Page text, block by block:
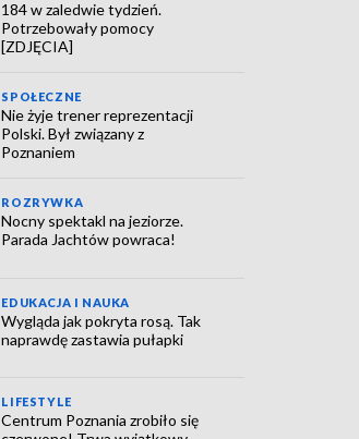
184 w zaledwie tydzień.
Potrzebowały pomocy
[ZDJĘCIA]
SPOŁECZNE
Nie żyje trener reprezentacji
Polski. Był związany z
Poznaniem
ROZRYWKA
Nocny spektakl na jeziorze.
Parada Jachtów powraca!
EDUKACJA I NAUKA
Wygląda jak pokryta rosą. Tak
naprawdę zastawia pułapki
LIFESTYLE
Centrum Poznania zrobiło się